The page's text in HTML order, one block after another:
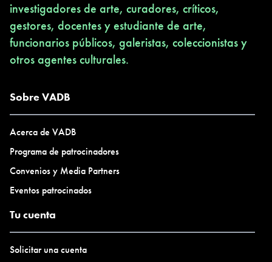
investigadores de arte, curadores, críticos,
gestores, docentes y estudiante de arte,
funcionarios públicos, galeristas, coleccionistas y
otros agentes culturales.
Sobre VADB
Acerca de VADB
Programa de patrocinadores
Convenios y Media Partners
Eventos patrocinados
Tu cuenta
Solicitar una cuenta